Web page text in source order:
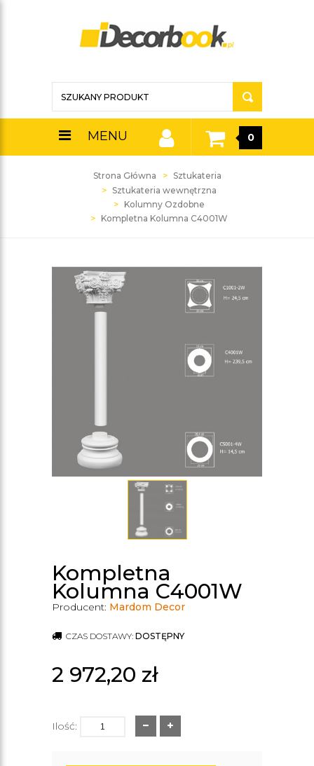
MENU 0
Strona Główna
Sztukateria
Sztukateria wewnętrzna
Kolumny Ozdobne
Kompletna Kolumna C4001W
Kompletna
Kolumna C4001W
Producent: Mardom Decor
CZAS DOSTAWY: DOSTĘPNY
2 972,20 zł
Ilość: